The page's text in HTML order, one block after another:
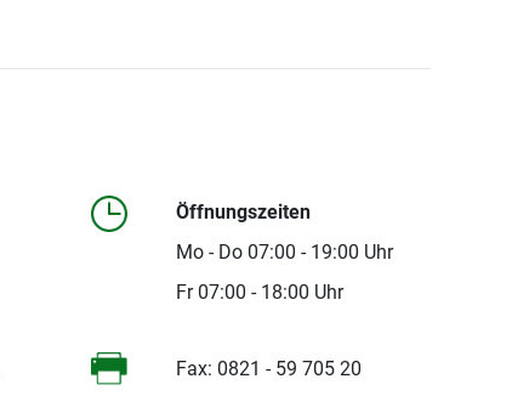
Fax: 0821 - 59 705 20
Öffnungszeiten
Mo - Do 07:00 - 19:00 Uhr
Fr 07:00 - 18:00 Uhr